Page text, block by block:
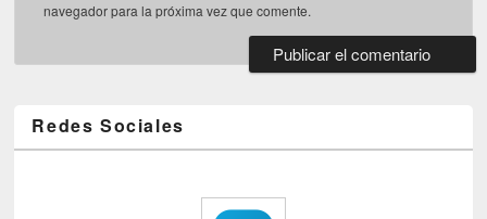
navegador para la próxima vez que comente.
Redes Sociales